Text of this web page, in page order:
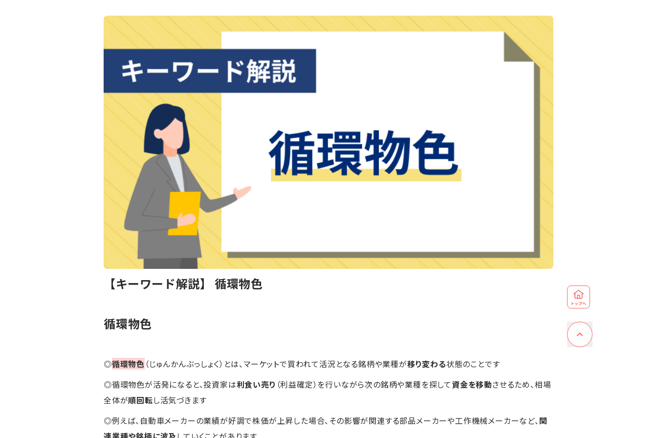
【キーワード解説】 循環物色
循環物色
◎循環物色 （じゅんかんぶっしょく）とは、マーケットで買われて活況となる銘柄や業種が移り変わる状態のことです
◎循環物色が活発になると、投資家は利食い売り （利益確定）を行いながら次の銘柄や業種を探して資金を移動させるため、相場
全体が順回転し活気づきます
◎例えば、自動車メーカーの業績が好調で株価が上昇した場合、その影響が関連する部品メーカーや工作機械メーカーなど、 関